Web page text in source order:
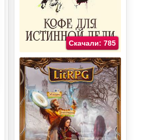
Скачали: 785